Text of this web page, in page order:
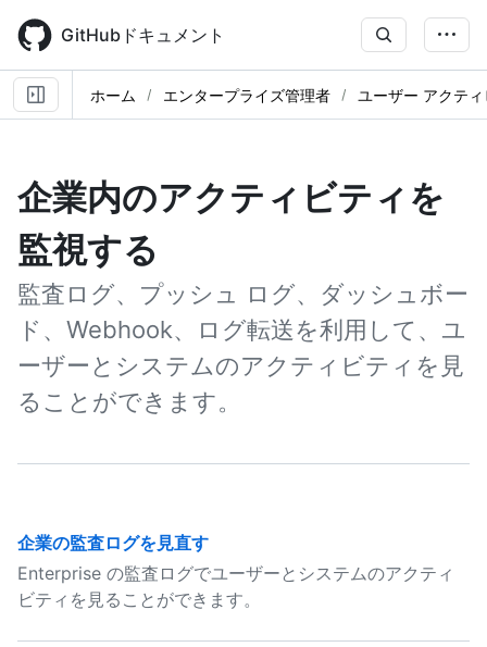
main
content
GitHubドキュメント
ホーム エンタープライズ管理者 ユーザー アクテ
企業内のアクティビティを
監視する
監査ログ、プッシュ ログ、ダッシュボー
ド、Webhook、ログ転送を利用して、ユ
ーザーとシステムのアクティビティを見
ることができます。
企業の監査ログを見直す
Enterprise の監査ログでユーザーとシステムのアクティ
ビティを見ることができます。